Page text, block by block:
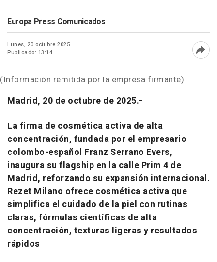
Europa Press Comunicados
Lunes, 20 octubre 2025
Publicado: 13:14
(Información remitida por la empresa firmante)
Madrid, 20 de octubre de 2025.-
La firma de cosmética activa de alta
concentración, fundada por el empresario
colombo-español Franz Serrano Evers,
inaugura su flagship en la calle Prim 4 de
Madrid, reforzando su expansión internacional.
Rezet Milano ofrece cosmética activa que
simplifica el cuidado de la piel con rutinas
claras, fórmulas científicas de alta
concentración, texturas ligeras y resultados
rápidos